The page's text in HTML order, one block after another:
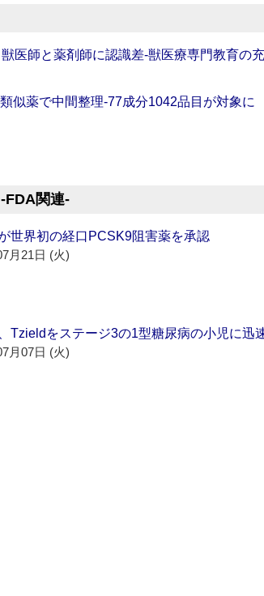
獣医師と薬剤師に認識差‐獣医療専門教育の
似薬で中間整理‐77成分1042品目が対象に
関連‐
世界初の経口PCSK9阻害薬を承認
月21日 (火)
Tzieldをステージ3の1型糖尿病の小児に迅
月07日 (火)